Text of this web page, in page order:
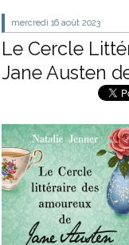
mercredi 16 août 2023
Le Cercle
Jane Austen